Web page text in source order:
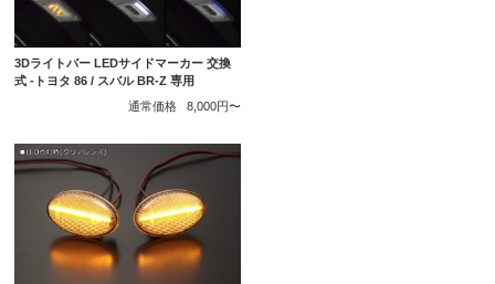
3Dライトバー LEDサイドマーカー 交換
式 -トヨタ 86 / スバル BR-Z 専用
通常価格
8,000円〜